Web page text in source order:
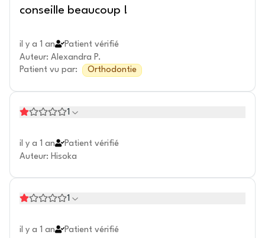
conseille beaucoup !
il y a 1 an
Patient vérifié
Auteur: Alexandra P.
Patient vu par: Orthodontie
1
il y a 1 an
Patient vérifié
Auteur: Hisoka
1
il y a 1 an
Patient vérifié